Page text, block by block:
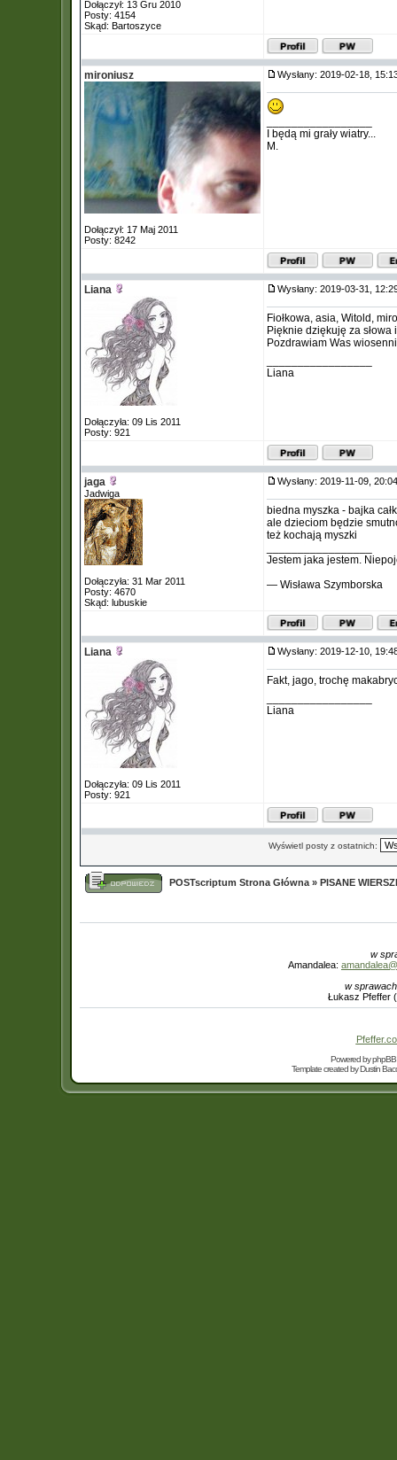
Dołączył: 13 Gru 2010
Posty: 4154
Skąd: Bartoszyce
mironiusz
Dołączył: 17 Maj 2011
Posty: 8242
Wysłany: 2019-02-18,
I będą mi grały wiatry...
M.
Liana
Dołączyła: 09 Lis 2011
Posty: 921
Wysłany: 2019-03-31,
Fiołkowa, asia, Witold,
Pięknie dziękuję za słowa
Pozdrawiam Was
Liana
jaga
Jadwiga
Dołączyła: 31 Mar 2011
Posty: 4670
Skąd: lubuskie
Wysłany: 2019-11-09,
biedna myszka - bajka
ale dzieciom będzie
też kochają myszki
Jestem jaka jestem.
— Wisława Szymborska
Liana
Dołączyła: 09 Lis 2011
Posty: 921
Wysłany: 2019-12-10,
Fakt, jago, trochę
Liana
Wyświetl posty z ostatnich:
POSTscriptum Strona Główna » PISANE
w
Amandalea:
w
Łukasz Pfeffer
Powered byphpBB
Template created byDustin